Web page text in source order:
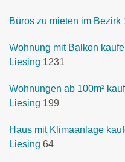
Büros zu mieten im Bezirk
Wohnung mit Balkon
Liesing 1231
Wohnungen ab 100m²
Liesing 199
Haus mit Klimaanlage
Liesing 64